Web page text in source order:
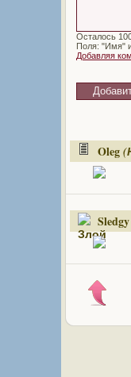
Осталось
Поля: "Имя"
Добавляя
Oleg
Sledgy